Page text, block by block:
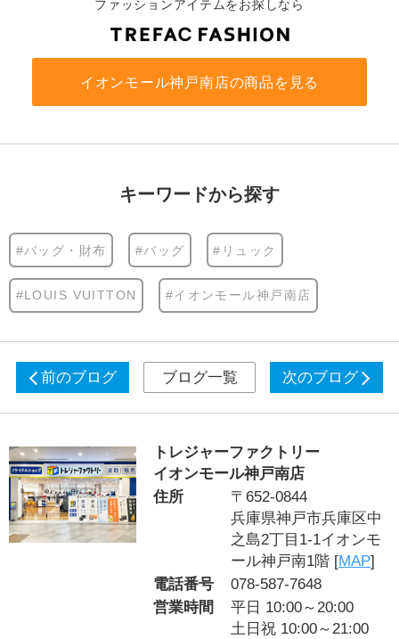
ファッションアイテムをお探しなら
イオンモール神戸南店の商品を見る
キーワードから探す
#バッグ・財布 #バッグ #リュック
#LOUIS VUITTON #イオンモール神戸南店
前のブログ ブログ一覧 次のブログ
トレジャーファクトリー
イオンモール神戸南店
住所
〒652-0844
兵庫県神戸市兵庫区中
之島2丁目1-1イオンモ
ール神戸南1階 [MAP]
電話番号
078-587-7648
営業時間
平日 10:00～20:00
土日祝 10:00～21:00